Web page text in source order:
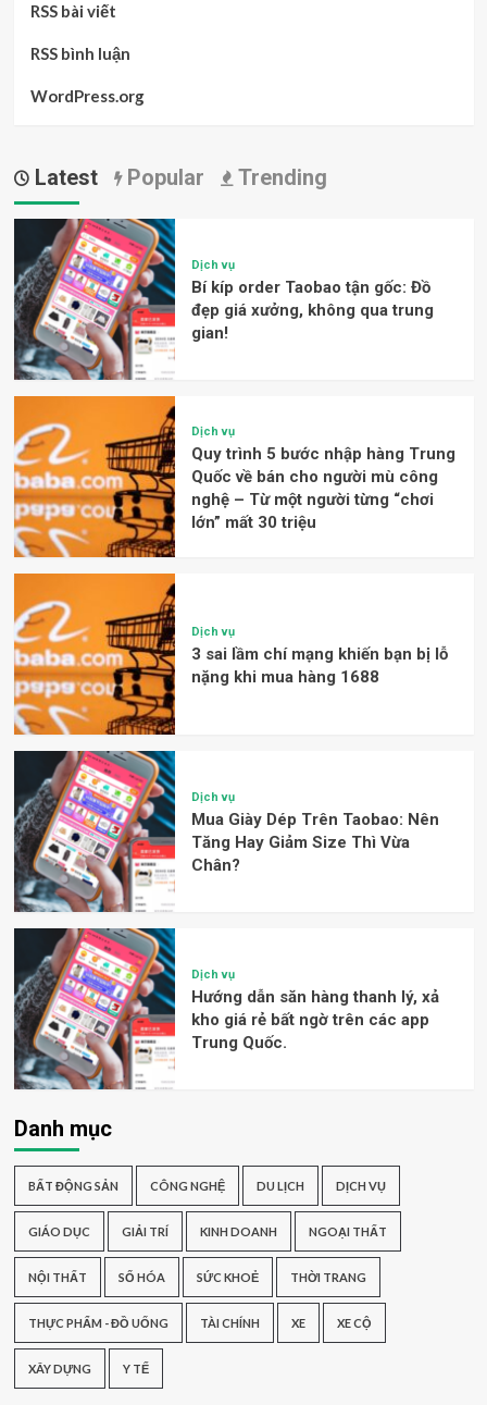
RSS bài viết
RSS bình luận
WordPress.org
Latest Popular Trending
Dịch vụ
Bí kíp order Taobao tận gốc: Đồ
đẹp giá xưởng, không qua trung
gian!
Dịch vụ
Quy trình 5 bước nhập hàng Trung
Quốc về bán cho người mù công
nghệ – Từ một người từng “chơi
lớn” mất 30 triệu
Dịch vụ
3 sai lầm chí mạng khiến bạn bị lỗ
nặng khi mua hàng 1688
Dịch vụ
Mua Giày Dép Trên Taobao: Nên
Tăng Hay Giảm Size Thì Vừa
Chân?
Dịch vụ
Hướng dẫn săn hàng thanh lý, xả
kho giá rẻ bất ngờ trên các app
Trung Quốc.
Danh mục
BẤT ĐỘNG SẢN CÔNG NGHỆ DU LỊCH DỊCH VỤ
GIÁO DỤC GIẢI TRÍ KINH DOANH NGOẠI THẤT
NỘI THẤT SỐ HÓA SỨC KHOẺ THỜI TRANG
THỰC PHẨM - ĐỒ UỐNG TÀI CHÍNH XE XE CỘ
XÂY DỰNG Y TẾ